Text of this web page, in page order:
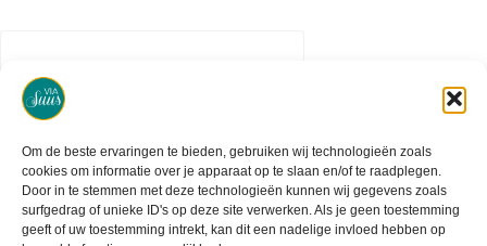
Om de beste ervaringen te bieden, gebruiken wij technologieën zoals
cookies om informatie over je apparaat op te slaan en/of te raadplegen.
Door in te stemmen met deze technologieën kunnen wij gegevens zoals
surfgedrag of unieke ID's op deze site verwerken. Als je geen toestemming
geeft of uw toestemming intrekt, kan dit een nadelige invloed hebben op